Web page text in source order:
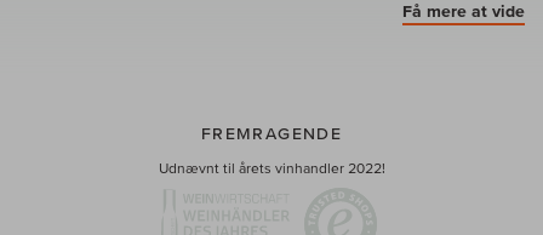
Få mere at vide
FREMRAGENDE
Udnævnt til årets vinhandler 2022!